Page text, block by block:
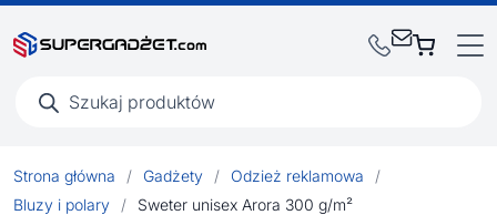
produktów
Strona główna / Gadżety / Odzież reklamowa
/
Bluzy i polary
/ Sweter unisex Arora 300 g/m²